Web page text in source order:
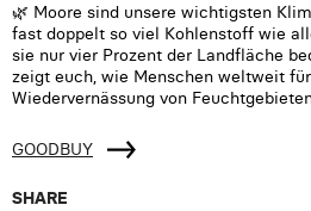
🌿 Moore sind unsere wichtigsten
fast doppelt so viel Kohlenstoff wie
sie nur vier Prozent der Landfläche
zeigt euch, wie Menschen weltweit
Wiedervernässung von
GOODBUY
SHARE